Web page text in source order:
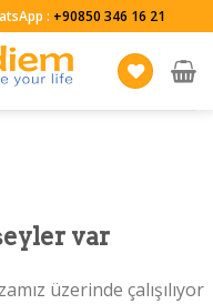
: +90850 346 16 21
var
üzerinde çalışılıyor